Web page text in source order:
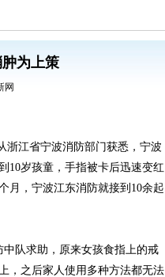
为上策
网
江省宁波消防部门获悉，宁波
10岁孩童，手指被卡后迅速变红
月，宁波江东消防就接到10余起
队求助，原来女孩食指上的戒
，之后家人使用多种方法都无法